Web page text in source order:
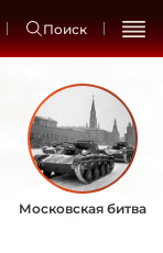
Поиск
Московская битва